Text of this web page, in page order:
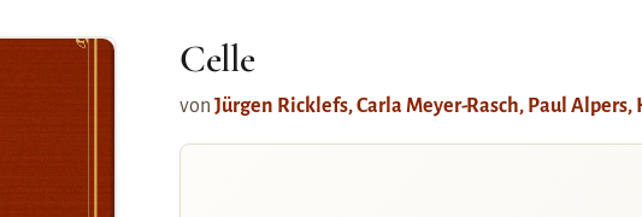
Celle
von Jürgen Ricklefs, Carla Meyer-Rasch, Paul